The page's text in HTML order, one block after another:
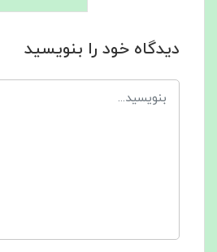
دیدگاه خود را بنویسید